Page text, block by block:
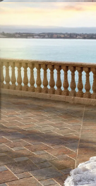
COLOR
TUXEDO